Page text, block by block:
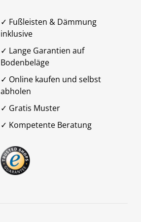
✓ Fußleisten & Dämmung
inklusive
✓ Lange Garantien auf
Bodenbeläge
✓ Online kaufen und selbst
abholen
✓ Gratis Muster
✓ Kompetente Beratung